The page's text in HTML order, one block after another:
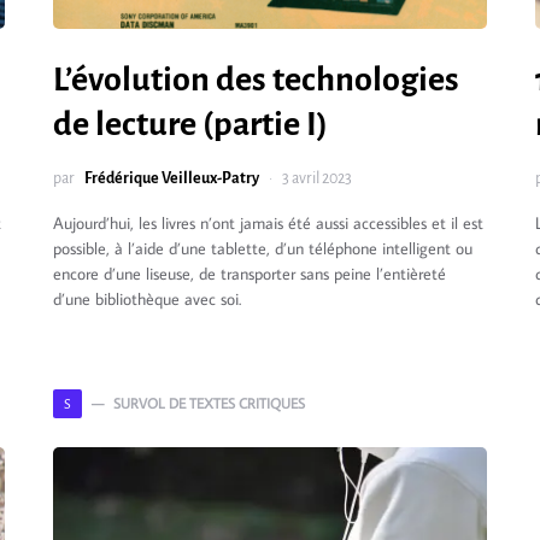
L’évolution des technologies
de lecture (partie I)
par Frédérique Veilleux-Patry 3 avril 2023
Aujourd’hui, les livres n’ont jamais été aussi accessibles et il est
possible, à l’aide d’une tablette, d’un téléphone intelligent ou
encore d’une liseuse, de transporter sans peine l’entièreté
d’une bibliothèque avec soi.
S SURVOL DE TEXTES CRITIQUES